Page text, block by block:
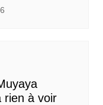
rien à voir